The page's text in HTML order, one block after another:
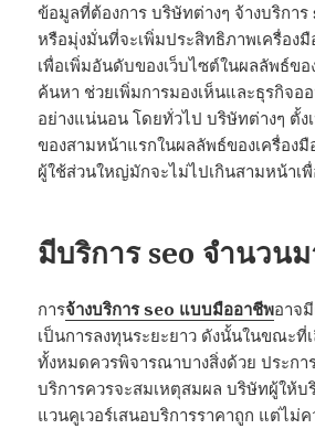
ข้อมูลที่ต้องการ บริษัทต่างๆ จ้างบริกา
หรือมุ่งมั่นที่จะเพิ่มประสิทธิภาพเครื่อง
เพื่อเพิ่มอันดับของเว็บไซต์ในผลลัพธ์ขอ
ค้นหา ช่วยเพิ่มการมองเห็นและธุรกิจอ
อย่างแน่นอน โดยทั่วไป บริษัทต่างๆ ตั้
ของสามหน้าแรกในผลลัพธ์ของเครื่องมื
ผู้ใช้ส่วนใหญ่มักจะไม่ไปเกินสามหน้าเ
มีบริการ seo จำนวน
การจ้างบริการ seo แบบมืออาชีพอาจ
เป็นการลงทุนระยะยาว ดังนั้นในขณะที่
ทั้งหมดควรพิจารณาบางสิ่งด้วย ประกา
บริการควรจะสมเหตุสมผล บริษัทผู้ให้บ
แวนคูเวอร์เสนอบริการราคาถูก แต่ไ